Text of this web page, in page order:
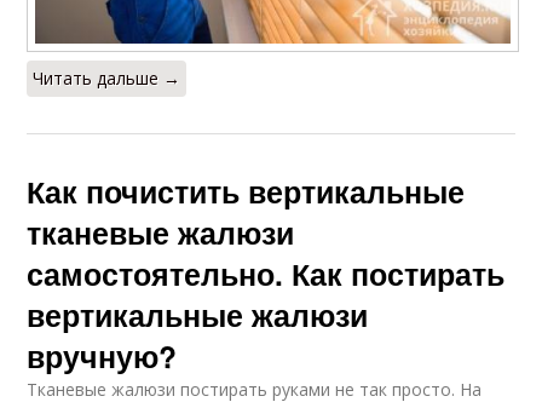
Читать дальше →
Как почистить вертикальные
тканевые жалюзи
самостоятельно. Как постирать
вертикальные жалюзи
вручную?
Тканевые жалюзи постирать руками не так просто. На